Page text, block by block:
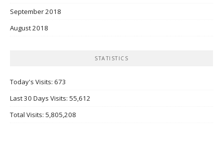
September 2018
August 2018
STATISTICS
Today's Visits: 673
Last 30 Days Visits: 55,612
Total Visits: 5,805,208